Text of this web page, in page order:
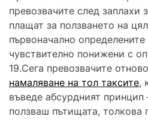
превозвачите след заплахи
плащат за ползването на
първоначално определените
чувствително понижени с
19.Сега превозвачите
намаляване на тол таксите,
въведе абсурдният принцип
ползваш пътищата,